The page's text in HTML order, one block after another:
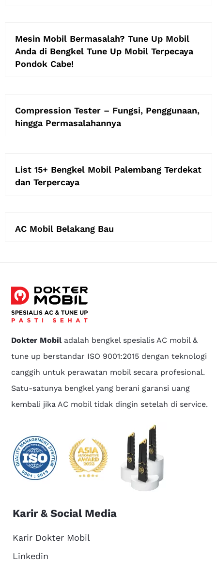
Mesin Mobil Bermasalah? Tune Up Mobil
Anda di Bengkel Tune Up Mobil Terpecaya
Pondok Cabe!
Compression Tester – Fungsi, Penggunaan,
hingga Permasalahannya
List 15+ Bengkel Mobil Palembang Terdekat
dan Terpercaya
AC Mobil Belakang Bau
Dokter Mobiladalah bengkel spesialis AC mobil &
tune up berstandar ISO 9001:2015 dengan teknologi
canggih untuk perawatan mobil secara profesional.
Satu-satunya bengkel yang berani garansi uang
kembali jika AC mobil tidak dingin setelah di service.
Karir & Social Media
Karir Dokter Mobil
Linkedin